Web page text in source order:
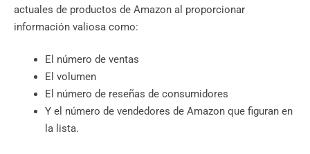
actuales de productos de Amazon al proporcionar
información valiosa como:
El número de ventas
El volumen
El número de reseñas de consumidores
Y el número de vendedores de Amazon que figuran en
la lista.